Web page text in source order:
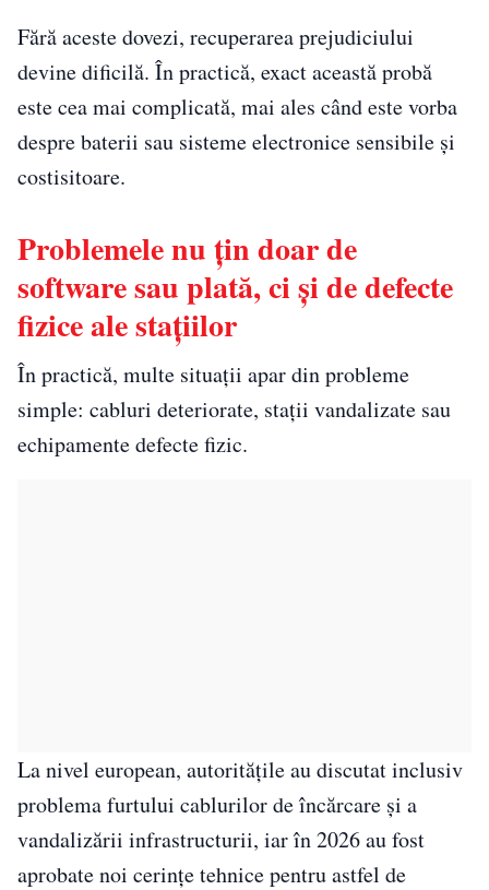
Fără aceste dovezi, recuperarea prejudiciului
devine dificilă. În practică, exact această probă
este cea mai complicată, mai ales când este vorba
despre baterii sau sisteme electronice sensibile și
costisitoare.
Problemele nu țin doar de
software sau plată, ci și de defecte
fizice ale stațiilor
În practică, multe situații apar din probleme
simple: cabluri deteriorate, stații vandalizate sau
echipamente defecte fizic.
La nivel european, autoritățile au discutat inclusiv
problema furtului cablurilor de încărcare și a
vandalizării infrastructurii, iar în 2026 au fost
aprobate noi cerințe tehnice pentru astfel de